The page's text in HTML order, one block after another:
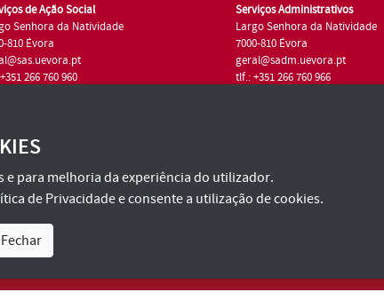
de Ação Social
Senhora da Natividade
810 Évora
266 760 960
Serviços Administrativos
Largo Senhora da Natividade
7000-810 Évora
geral@sadm.uevora.pt
tlf.: +351 266 760 966
e para melhoria da experiência do utilizador.
de Privacidadee consente a utilização de cookies.
Fechar